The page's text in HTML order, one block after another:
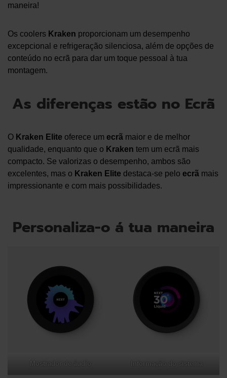
maneira!
Os coolers Kraken proporcionam um desempenho
excepcional e refrigeração silenciosa, além de opções de
conteúdo no ecrã para dar um toque pessoal à tua
montagem.
As diferenças estão no Ecrã
O Kraken Elite oferece um ecrã maior e de melhor
qualidade, enquanto que o Kraken tem um ecrã mais
compacto. Se valorizas o desempenho, ambos são
excelentes, mas o Kraken Elite destaca-se pelo ecrã mais
impressionante e com mais possibilidades.
Personaliza-o á tua maneira
Mostrador de áudio Informação do sistema